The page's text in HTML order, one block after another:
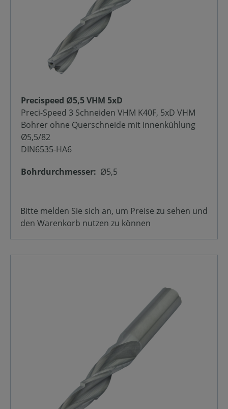
Precispeed Ø5,5 VHM 5xD
Preci-Speed 3 Schneiden VHM K40F, 5xD VHM
Bohrer ohne Querschneide mit Innenkühlung
Ø5,5/82
DIN6535-HA6
Bohrdurchmesser: Ø5,5
Bitte melden Sie sich an, um Preise zu sehen und
den Warenkorb nutzen zu können